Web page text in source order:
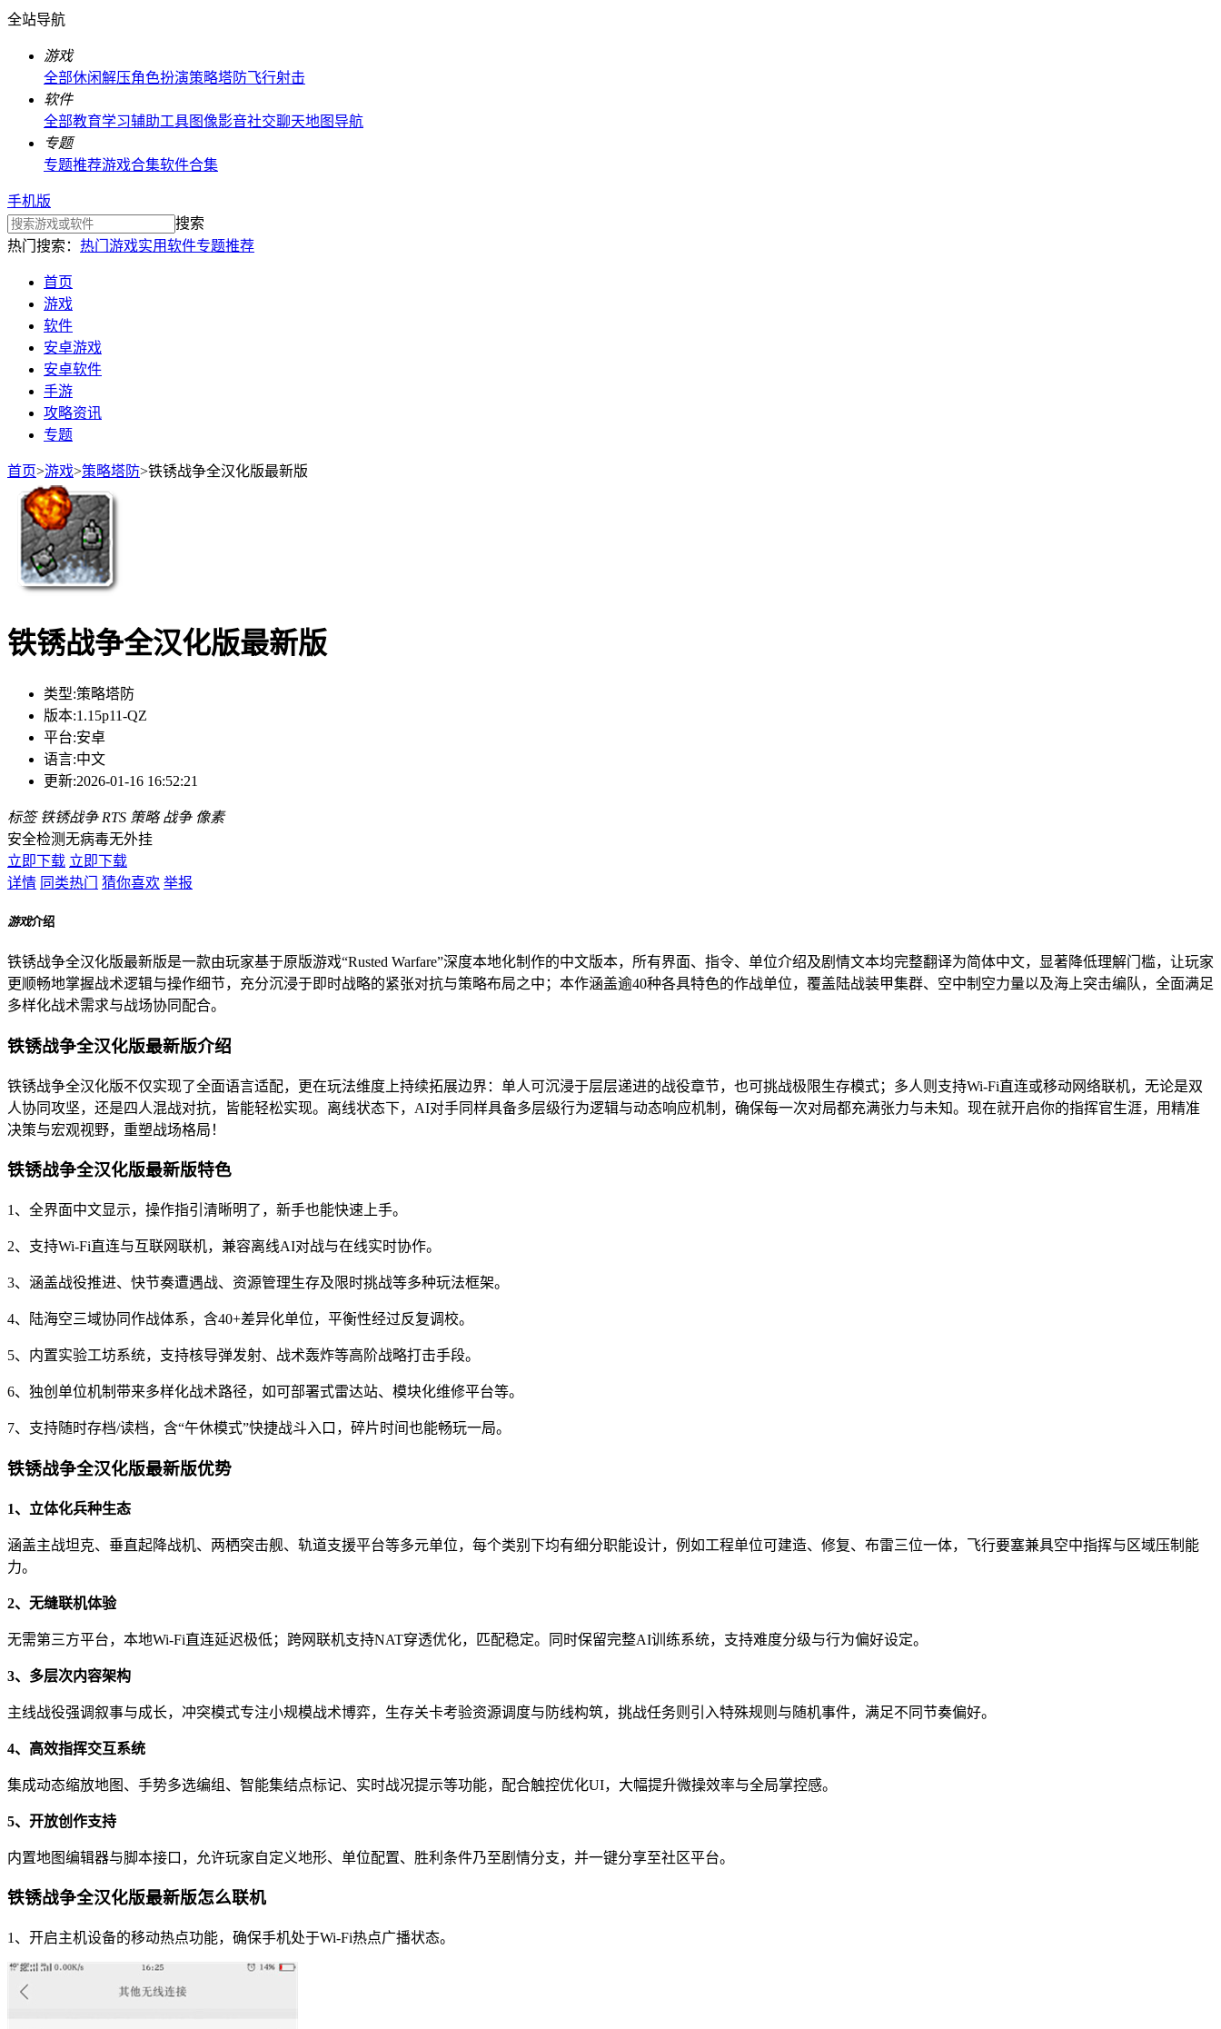
全站导航
游戏
全部休闲解压角色扮演策略塔防飞行射击
软件
全部教育学习辅助工具图像影音社交聊天地图导航
专题
专题推荐游戏合集软件合集
手机版
搜索
热门搜索： 热门游戏实用软件专题推荐
首页
游戏
软件
安卓游戏
安卓软件
手游
攻略资讯
专题
首页>游戏>策略塔防>铁锈战争全汉化版最新版
铁锈战争全汉化版最新版
类型:策略塔防
版本:1.15p11-QZ
平台:安卓
语言:中文
更新:2026-01-16 16:52:21
标签 铁锈战争 RTS 策略 战争 像素
安全检测无病毒无外挂
立即下载 立即下载
详情 同类热门 猜你喜欢 举报
游戏介绍
铁锈战争全汉化版最新版是一款由玩家基于原版游戏“Rusted Warfare”深度本地化制作的中文版本，所有界面、指令、单位介绍及剧情文本均完整翻译为简体中文，显著降低理解门槛，让玩家
更顺畅地掌握战术逻辑与操作细节，充分沉浸于即时战略的紧张对抗与策略布局之中；本作涵盖逾40种各具特色的作战单位，覆盖陆战装甲集群、空中制空力量以及海上突击编队，全面满足
多样化战术需求与战场协同配合。
铁锈战争全汉化版最新版介绍
铁锈战争全汉化版不仅实现了全面语言适配，更在玩法维度上持续拓展边界：单人可沉浸于层层递进的战役章节，也可挑战极限生存模式；多人则支持Wi-Fi直连或移动网络联机，无论是双
人协同攻坚，还是四人混战对抗，皆能轻松实现。离线状态下，AI对手同样具备多层级行为逻辑与动态响应机制，确保每一次对局都充满张力与未知。现在就开启你的指挥官生涯，用精准
决策与宏观视野，重塑战场格局！
铁锈战争全汉化版最新版特色
1、全界面中文显示，操作指引清晰明了，新手也能快速上手。
2、支持Wi-Fi直连与互联网联机，兼容离线AI对战与在线实时协作。
3、涵盖战役推进、快节奏遭遇战、资源管理生存及限时挑战等多种玩法框架。
4、陆海空三域协同作战体系，含40+差异化单位，平衡性经过反复调校。
5、内置实验工坊系统，支持核导弹发射、战术轰炸等高阶战略打击手段。
6、独创单位机制带来多样化战术路径，如可部署式雷达站、模块化维修平台等。
7、支持随时存档/读档，含“午休模式”快捷战斗入口，碎片时间也能畅玩一局。
铁锈战争全汉化版最新版优势
1、立体化兵种生态
涵盖主战坦克、垂直起降战机、两栖突击舰、轨道支援平台等多元单位，每个类别下均有细分职能设计，例如工程单位可建造、修复、布雷三位一体，飞行要塞兼具空中指挥与区域压制能
力。
2、无缝联机体验
无需第三方平台，本地Wi-Fi直连延迟极低；跨网联机支持NAT穿透优化，匹配稳定。同时保留完整AI训练系统，支持难度分级与行为偏好设定。
3、多层次内容架构
主线战役强调叙事与成长，冲突模式专注小规模战术博弈，生存关卡考验资源调度与防线构筑，挑战任务则引入特殊规则与随机事件，满足不同节奏偏好。
4、高效指挥交互系统
集成动态缩放地图、手势多选编组、智能集结点标记、实时战况提示等功能，配合触控优化UI，大幅提升微操效率与全局掌控感。
5、开放创作支持
内置地图编辑器与脚本接口，允许玩家自定义地形、单位配置、胜利条件乃至剧情分支，并一键分享至社区平台。
铁锈战争全汉化版最新版怎么联机
1、开启主机设备的移动热点功能，确保手机处于Wi-Fi热点广播状态。